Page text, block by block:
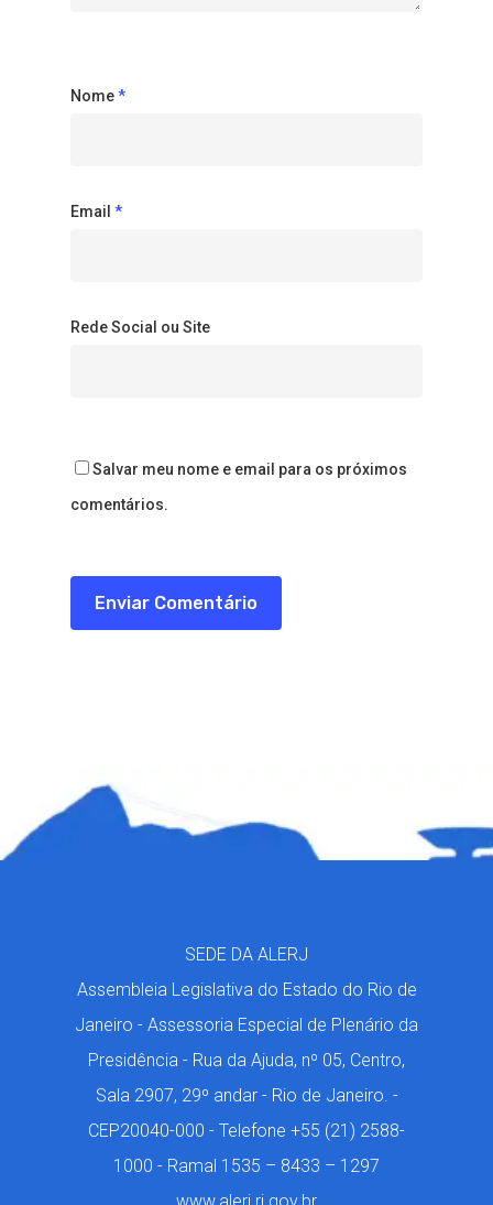
Nome*
Email *
Rede Social ou Site
Salvar meu nome e email para os próximos
comentários.
SEDE DA ALERJ
Assembleia Legislativa do Estado do Rio de
Janeiro - Assessoria Especial de Plenário da
Presidência - Rua da Ajuda, nº 05, Centro,
Sala 2907, 29º andar - Rio de Janeiro. -
CEP20040-000 - Telefone +55 (21) 2588-
1000 - Ramal 1535 – 8433 – 1297